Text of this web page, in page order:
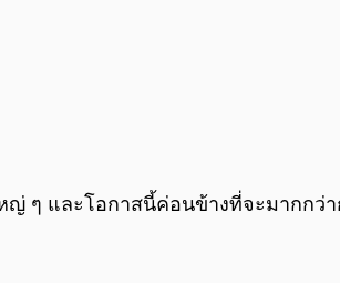
ญ่ ๆ และโอกาสนี้ค่อนข้างที่จะมากกว่า